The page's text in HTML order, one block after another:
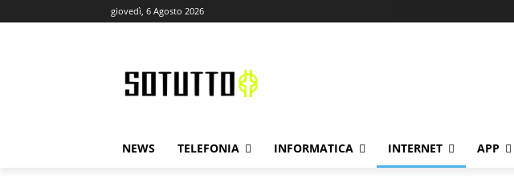
giovedì, 6 Agosto 2026
NEWS TELEFONIA INFORMATICA INTERNET APP